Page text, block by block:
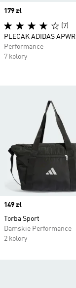
Price
149 zł
Torba Sport
Damskie Performance
2 kolory
Price
179 zł
(7)
PLECAK ADIDAS APWR
Performance
7 kolory